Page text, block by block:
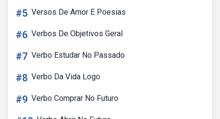
#5 Versos De Amor E Poesias
#6 Verbos De Objetivos Geral
#7 Verbo Estudar No Passado
#8 Verbo Da Vida Logo
#9 Verbo Comprar No Futuro